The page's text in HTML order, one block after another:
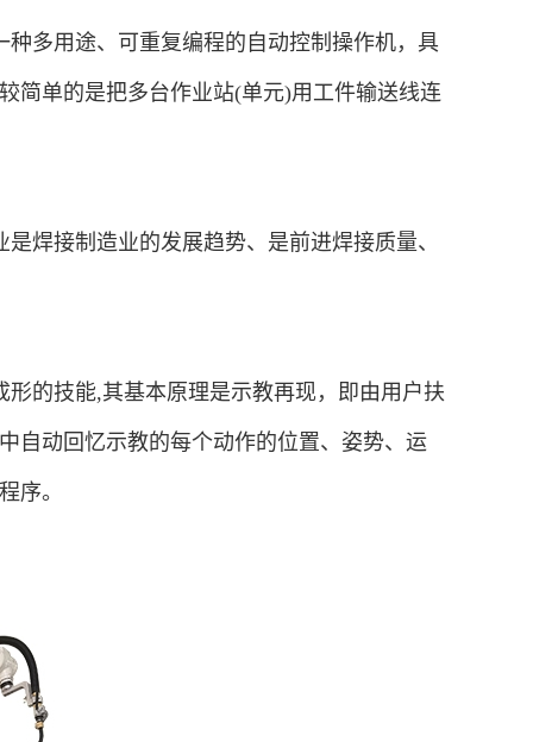
种多用途、可重复编程的自动控制操作机，具
简单的是把多台作业站(单元)用工件输送线连
焊接制造业的发展趋势、是前进焊接质量、
的技能,其基本原理是示教再现，即由用户扶
自动回忆示教的每个动作的位置、姿势、运
序。